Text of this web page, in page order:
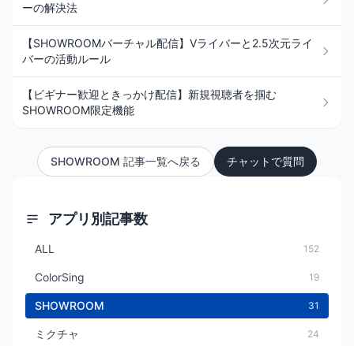
ーの解決法
【SHOWROOMバーチャル配信】Vライバーと2.5次元ライ
バーの活動ルール
【ビギナー歓迎ときっかけ配信】新規視聴者を掴む
SHOWROOM限定機能
SHOWROOM 記事一覧へ戻る チャットで質問
アプリ別記事数
ALL 152
ColorSing 19
SHOWROOM 31
ミクチャ 24